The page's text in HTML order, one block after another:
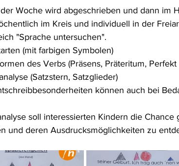
Woche wird abgeschrieben und dann im
im Kreis und individuell in der
"Sprache untersuchen".
(mit farbigen Symbolen)
des Verbs (Präsens, Präteritum, Perfekt
(Satzstern, Satzglieder)
können auch bei
soll interessierten Kindern die Chance
und deren Ausdrucksmöglichkeiten zu